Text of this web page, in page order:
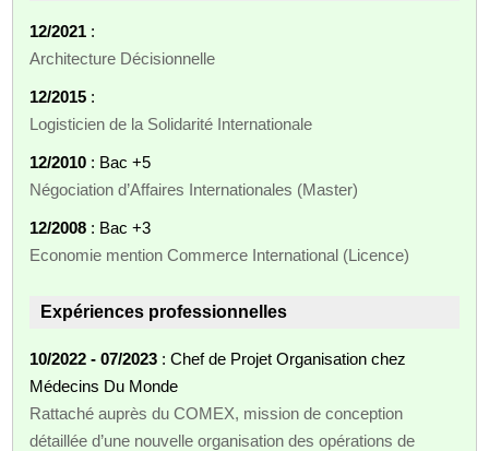
12/2021 :
Architecture Décisionnelle
12/2015 :
Logisticien de la Solidarité Internationale
12/2010 : Bac +5
Négociation d’Affaires Internationales (Master)
12/2008 : Bac +3
Economie mention Commerce International (Licence)
Expériences professionnelles
10/2022 - 07/2023 : Chef de Projet Organisation chez
Médecins Du Monde
Rattaché auprès du COMEX, mission de conception
détaillée d’une nouvelle organisation des opérations de